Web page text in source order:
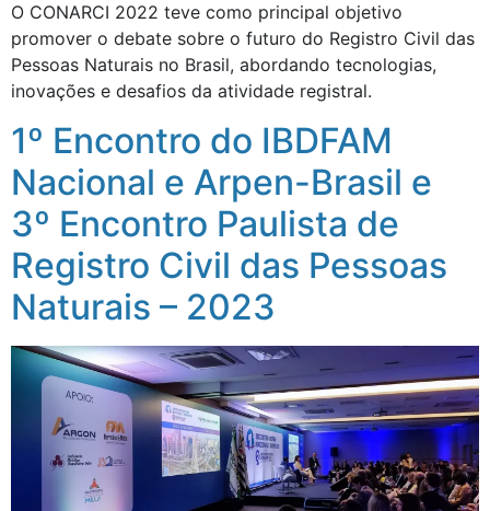
O CONARCI 2022 teve como principal objetivo
promover o debate sobre o futuro do Registro Civil das
Pessoas Naturais no Brasil, abordando tecnologias,
inovações e desafios da atividade registral.
1º Encontro do IBDFAM
Nacional e Arpen-Brasil e
3º Encontro Paulista de
Registro Civil das Pessoas
Naturais – 2023